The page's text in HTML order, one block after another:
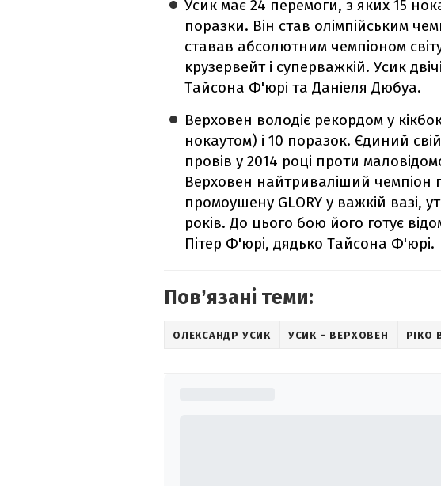
Усик має 24 перемоги, з яких 15
поразки. Він став олімпійським
ставав абсолютним чемпіоном
крузервейт і суперважкій. Усик
Тайсона Ф'юрі та Даніеля Дюбуа.
Верховен володіє рекордом у
нокаутом) і 10 поразок. Єдиний
провів у 2014 році проти
Верховен найтриваліший чемпіон
промоушену GLORY у важкій вазі,
років. До цього бою його готує
Пітер Ф'юрі, дядько Тайсона Ф'юрі.
Повʼязані теми:
ОЛЕКСАНДР УСИК УСИК – ВЕРХОВЕН РІКО